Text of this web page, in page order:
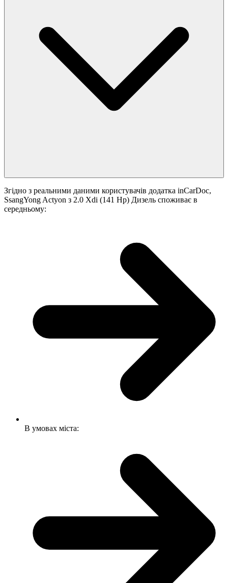
Згідно з реальними даними користувачів додатка inCarDoc,
SsangYong Actyon з 2.0 Xdi (141 Hp) Дизель споживає в
середньому:
В умовах міста: